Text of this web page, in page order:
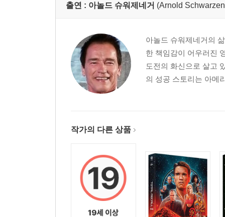
출연 : 아놀드 슈워제네거 (Arnold
아놀드 슈워제네거의
한 책임감이 어우러진
도전의 화신으로 살고
의 성공 스토리는 아메
작가의 다른 상품